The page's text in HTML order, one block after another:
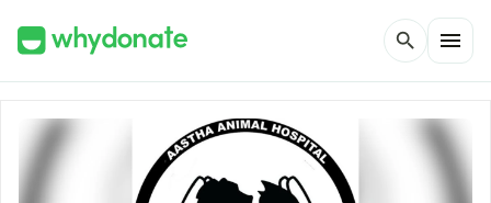
search menu